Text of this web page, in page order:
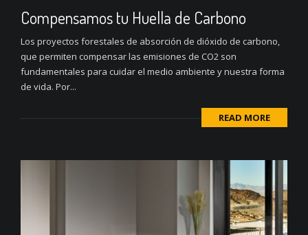
Compensamos tu Huella de Carbono
Los proyectos forestales de absorción de dióxido de carbono,
que permiten compensar las emisiones de CO2 son
fundamentales para cuidar el medio ambiente y nuestra forma
de vida. Por...
READ MORE